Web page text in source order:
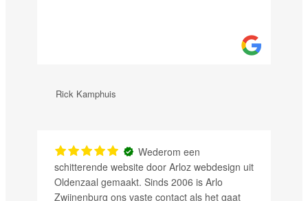
Rick Kamphuis
Wederom een
schitterende website door Arloz webdesign uit
Oldenzaal gemaakt. Sinds 2006 is Arlo
Zwijnenburg ons vaste contact als het gaat